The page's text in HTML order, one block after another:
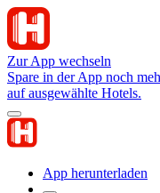
Zur App wechseln
Spare in der App noch
auf ausgewählte Hotels.
App herunterladen